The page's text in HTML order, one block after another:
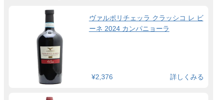
ヴァルポリチェッラ クラッシコ レ ビ
ーネ 2024 カンパニョーラ
¥2,376 詳しくみる